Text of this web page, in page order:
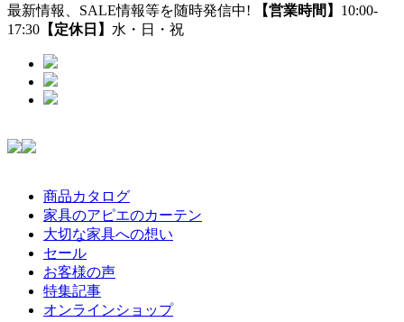
最新情報、SALE情報等を随時発信中!
【営業時間】 10:00-
17:30 【定休日】 水・日・祝
商品カタログ
家具のアピエのカーテン
大切な家具への想い
セール
お客様の声
特集記事
オンラインショップ